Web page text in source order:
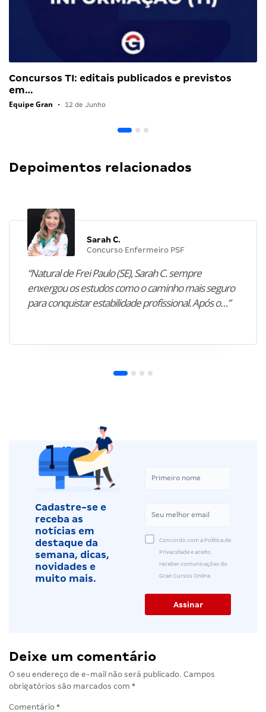
Concursos TI: editais publicados e previstos
em…
Equipe Gran • 12 de Junho
Depoimentos relacionados
Sarah C.
Concurso Enfermeiro PSF
“Natural de Frei Paulo (SE), Sarah C. sempre
enxergou os estudos como o caminho mais seguro
para conquistar estabilidade profissional. Após o…”
Cadastre-se e
receba as
notícias em
destaque da
semana, dicas,
novidades e
muito mais.
Concordo com a Política de
Privacidade e aceito
receber comunicações do
Gran Cursos Online.
Deixe um comentário
O seu endereço de e-mail não será publicado. Campos
obrigatórios são marcados com *
Comentário *